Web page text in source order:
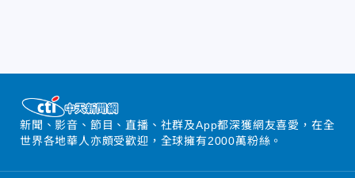
新聞、影音、節目、直播、社群及App都深獲網友喜愛，在全
世界各地華人亦頗受歡迎，全球擁有2000萬粉絲。